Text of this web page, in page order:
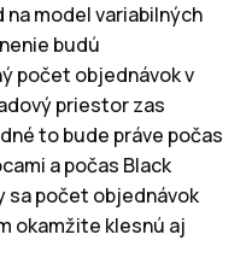
model variabilných
budú
počet objednávok v
priestor zas
to bude práve počas
a počas Black
sa počet objednávok
okamžite klesnú aj